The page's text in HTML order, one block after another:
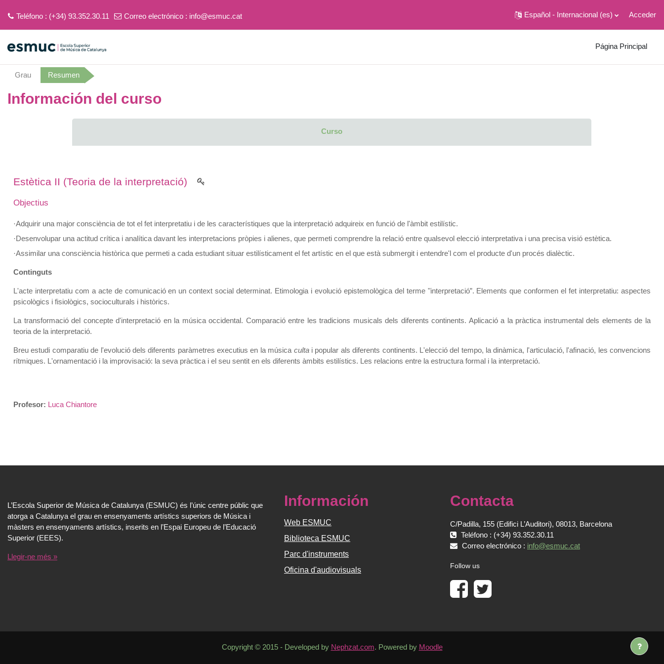
Teléfono : (+34) 93.352.30.11 Correo electrónico : info@esmuc.cat Español - Internacional ‎(es)‎ Acceder
Página Principal
Grau Resumen
Información del curso
Curso
Estètica II (Teoria de la interpretació)
Objectius
·Adquirir una major consciència de tot el fet interpretatiu i de les característiques que la interpretació adquireix en funció de l'àmbit estilístic.
·Desenvolupar una actitud crítica i analítica davant les interpretacions pròpies i alienes, que permeti comprendre la relació entre qualsevol elecció interpretativa i una precisa visió estètica.
·Assimilar una consciència històrica que permeti a cada estudiant situar estilísticament el fet artístic en el que està submergit i entendre'l com el producte d'un procés dialèctic.
Continguts
L'acte interpretatiu com a acte de comunicació en un context social determinat. Etimologia i evolució epistemològica del terme "interpretació”. Elements que conformen el fet interpretatiu: aspectes
psicològics i fisiològics, socioculturals i històrics.
La transformació del concepte d'interpretació en la música occidental. Comparació entre les tradicions musicals dels diferents continents. Aplicació a la pràctica instrumental dels elements de la
teoria de la interpretació.
Breu estudi comparatiu de l'evolució dels diferents paràmetres executius en la música cultai popular als diferents continents. L'elecció del tempo, la dinàmica, l'articulació, l'afinació, les convencions
rítmiques. L'ornamentació i la improvisació: la seva pràctica i el seu sentit en els diferents àmbits estilístics. Les relacions entre la estructura formal i la interpretació.
Profesor: Luca Chiantore
L’Escola Superior de Música de Catalunya (ESMUC) és l’únic centre públic que
atorga a Catalunya el grau en ensenyaments artístics superiors de Música i
màsters en ensenyaments artístics, inserits en l’Espai Europeu de l’Educació
Superior (EEES).
Llegir-ne més »
Información
Web ESMUC
Biblioteca ESMUC
Parc d'instruments
Oficina d'audiovisuals
Contacta
C/Padilla, 155 (Edifici L’Auditori), 08013, Barcelona
Teléfono : (+34) 93.352.30.11
Correo electrónico : info@esmuc.cat
Follow us
Copyright © 2015 - Developed by Nephzat.com. Powered by Moodle